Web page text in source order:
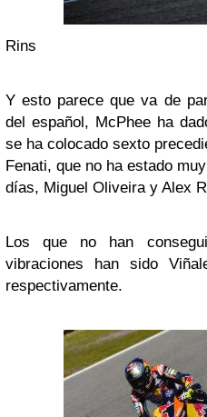
Rins
Y esto parece que va de
del español, McPhee ha
se ha colocado sexto
Fenati, que no ha estado
días, Miguel Oliveira y Alex
Los que no han
vibraciones han sido
respectivamente.